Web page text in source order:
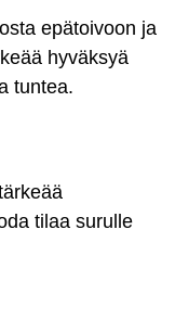
epätoivoon ja
hyväksyä
tuntea.
tilaa surulle